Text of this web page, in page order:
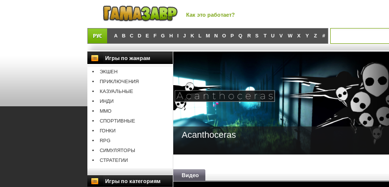
Как это работает?
A B C D E F G H I J K L M N O P Q R S T U V W X Y Z #
Игры по жанрам
ЭКШЕН
ПРИКЛЮЧЕНИЯ
КАЗУАЛЬНЫЕ
ИНДИ
MMO
СПОРТИВНЫЕ
ГОНКИ
RPG
СИМУЛЯТОРЫ
СТРАТЕГИИ
Игры по категориям
Acanthoceras
Видео